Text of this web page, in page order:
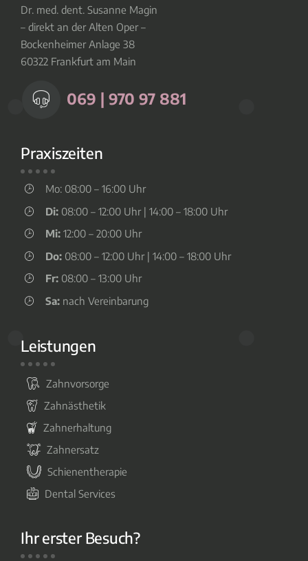
Dr. med. dent. Susanne Magin
– direkt an der Alten Oper –
Bockenheimer Anlage 38
60322 Frankfurt am Main
069 | 970 97 881
Praxiszeiten
Mo: 08:00 – 16:00 Uhr
Di:08:00 – 12:00 Uhr | 14:00 – 18:00 Uhr
Mi:12:00 – 20:00 Uhr
Do:08:00 – 12:00 Uhr | 14:00 – 18:00 Uhr
Fr:08:00 – 13:00 Uhr
Sa:nach Vereinbarung
Leistungen
Zahnvorsorge
Zahnästhetik
Zahnerhaltung
Zahnersatz
Schienentherapie
Dental Services
Ihr erster Besuch?